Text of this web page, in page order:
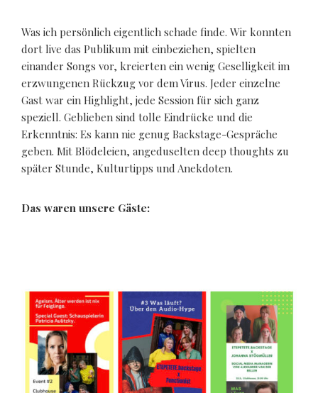
Was ich persönlich eigentlich schade finde. Wir konnten
dort live das Publikum mit einbeziehen, spielten
einander Songs vor, kreierten ein wenig Geselligkeit im
erzwungenen Rückzug vor dem Virus. Jeder einzelne
Gast war ein Highlight, jede Session für sich ganz
speziell. Geblieben sind tolle Eindrücke und die
Erkenntnis: Es kann nie genug Backstage-Gespräche
geben. Mit Blödeleien, angeduselten deep thoughts zu
später Stunde, Kulturtipps und Anekdoten.
Das waren unsere Gäste: